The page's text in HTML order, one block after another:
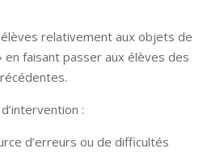
relativement aux objets de
faisant passer aux élèves des
:
d’erreurs ou de difficultés